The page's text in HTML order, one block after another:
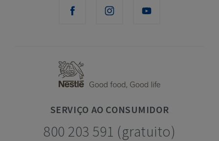
SERVIÇO AO CONSUMIDOR
800 203 591 (gratuito)